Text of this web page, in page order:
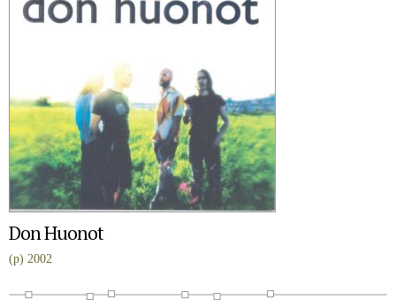
Don Huonot
(p) 2002